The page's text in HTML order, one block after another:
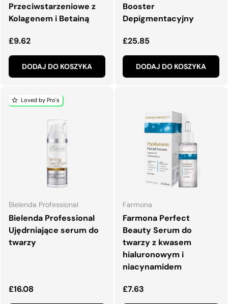
Przeciwstarzeniowe z
Kolagenem i Betainą
Normalna cena
£9.62
DODAJ DO KOSZYKA
Booster
Depigmentacyjny
Normalna cena
£25.85
DODAJ DO KOSZYKA
Loved by Pro's
Bielenda Professional
Bielenda Professional
Ujędrniające serum do
twarzy
Normalna cena
£16.08
Farmona
Farmona Perfect
Beauty Serum do
twarzy z kwasem
hialuronowym i
niacynamidem
Normalna cena
£7.63